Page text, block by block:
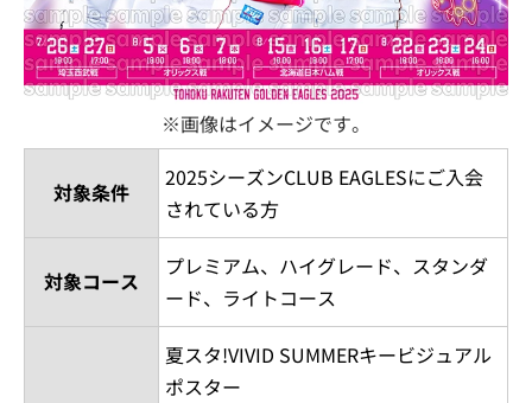
※画像はイメージです。
対象条件
2025シーズンCLUB EAGLESにご入会
されている方
対象コース
プレミアム、ハイグレード、スタンダ
ード、ライトコース
夏スタ!VIVID SUMMERキービジュアル
ポスター